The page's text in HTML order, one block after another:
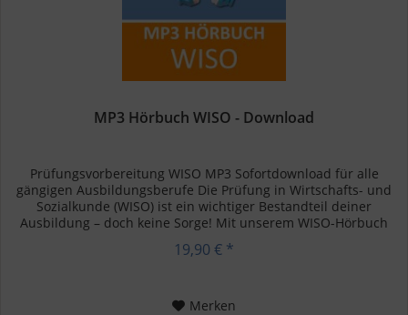
MP3 Hörbuch WISO - Download
Prüfungsvorbereitung WISO MP3 Sofortdownload für alle
gängigen Ausbildungsberufe Die Prüfung in Wirtschafts- und
Sozialkunde (WISO) ist ein wichtiger Bestandteil deiner
Ausbildung – doch keine Sorge! Mit unserem WISO-Hörbuch
19,90 € *
Merken